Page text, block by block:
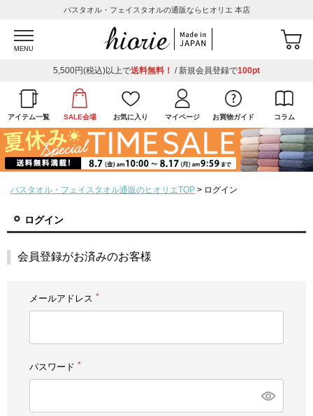
バスタオル・フェイスタオルの通販ならヒオリエ 本店
MENU
5,500円(税込)以上で送料無料！ / 新規会員登録で100pt
アイテム一覧 SALE会場 お気に入り マイページ お買物ガイド コラム
バスタオル・フェイスタオル通販のヒオリエTOP ログイン
ログイン
会員登録がお済みのお客様
メールアドレス
パスワード